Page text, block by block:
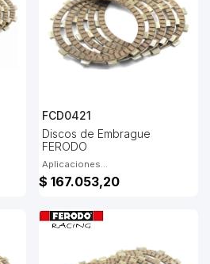
FCD0421
Discos de Embrague
FERODO
Aplicaciones...
$ 167.053,20